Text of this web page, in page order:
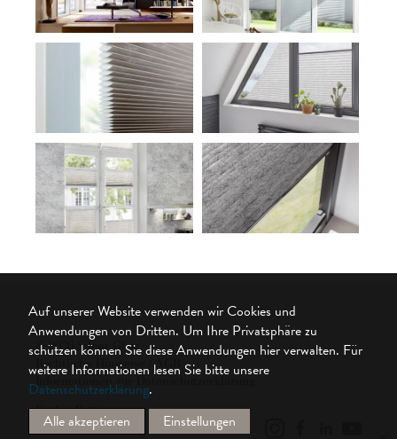
© 2026 Silent Gliss
Rechtliche Hinweise / AGB
Informationen zur Datenschutzerklärung
Cookie Settings
Auf unserer Website verwenden wir Cookies und
Anwendungen von Dritten. Um Ihre Privatsphäre zu
schützen können Sie diese Anwendungen hier verwalten. Für
weitere Informationen lesen Sie bitte unsere
Datenschutzerklärung.
Alle akzeptieren
Einstellungen